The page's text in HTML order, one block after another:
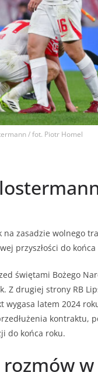
/ fot. Piotr Homel
zasadzie wolnego
przyszłości do końca
świętami Bożego
Z drugiej strony RB
latem 2024
kontraktu,
do końca roku.